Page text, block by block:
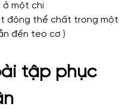
ở một chi
động thể chất trong một
đến teo cơ )
tập phục